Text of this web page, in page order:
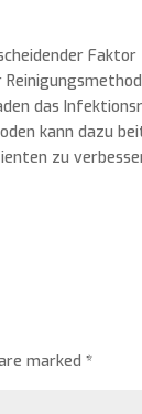
das
kann dazu
zu
marked *